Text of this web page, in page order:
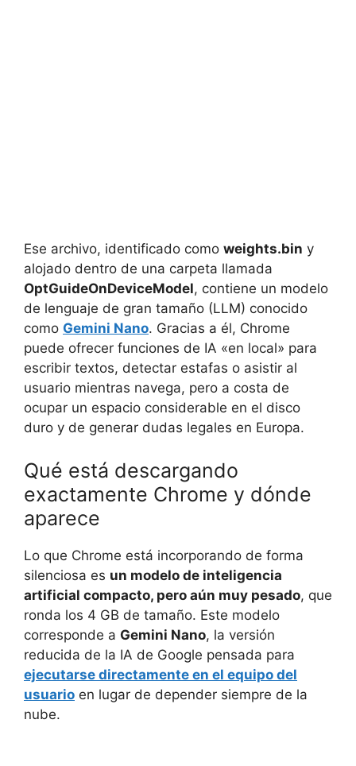
Ese archivo, identificado como weights.bin y
alojado dentro de una carpeta llamada
OptGuideOnDeviceModel, contiene un modelo
de lenguaje de gran tamaño (LLM) conocido
como Gemini Nano. Gracias a él, Chrome
puede ofrecer funciones de IA «en local» para
escribir textos, detectar estafas o asistir al
usuario mientras navega, pero a costa de
ocupar un espacio considerable en el disco
duro y de generar dudas legales en Europa.
Qué está descargando
exactamente Chrome y dónde
aparece
Lo que Chrome está incorporando de forma
silenciosa es un modelo de inteligencia
artificial compacto, pero aún muy pesado, que
ronda los 4 GB de tamaño. Este modelo
corresponde a Gemini Nano, la versión
reducida de la IA de Google pensada para
ejecutarse directamente en el equipo del
usuario en lugar de depender siempre de la
nube.